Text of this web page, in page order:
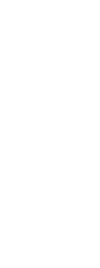
–
Lilly
Look
Gloss
[HD]